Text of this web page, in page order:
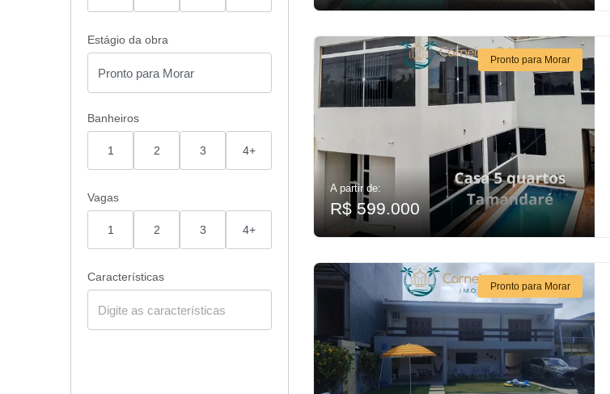
Estágio da obra
Banheiros
1 2 3 4+
Vagas
1 2 3 4+
Características
Pronto para Morar
A partir de:
R$ 599.000
Pronto para Morar